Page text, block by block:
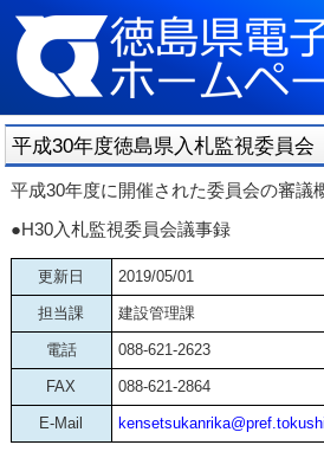
平成30年度徳島県入札監視委員
平成30年度に開催された委員会の審議
●H30入札監視委員会議事録
更新日 2019/05/01
担当課 建設管理課
電話 088-621-2623
FAX 088-621-2864
E-Mail